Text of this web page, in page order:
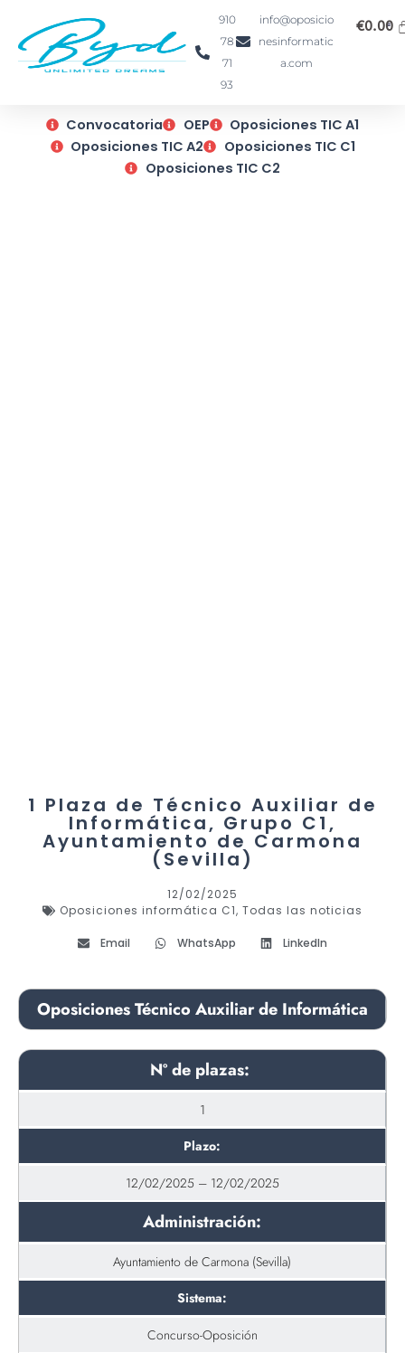
contenido
910
78
71
93
info@oposicio
nesinformatic
a.com
€0.00
Convocatoria OEP
Oposiciones TIC A1
Oposiciones TIC A2
Oposiciones TIC C1
Oposiciones TIC C2
1 Plaza de Técnico Auxiliar de
Informática, Grupo C1,
Ayuntamiento de Carmona
(Sevilla)
12/02/2025
Oposiciones informática C1, Todas las noticias
Email WhatsApp LinkedIn
Oposiciones Técnico Auxiliar de Informática
Nº de plazas:
1
Plazo:
12/02/2025 – 12/02/2025
Administración:
Ayuntamiento de Carmona (Sevilla)
Sistema:
Concurso-Oposición